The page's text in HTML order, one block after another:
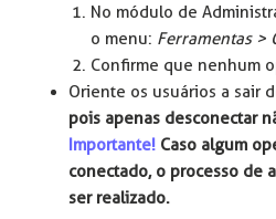
No módulo de
o menu: Ferramentas >
Confirme que nenhum
Oriente os usuários a sair
pois apenas desconectar
Importante! Caso algum
conectado, o processo de
ser realizado.